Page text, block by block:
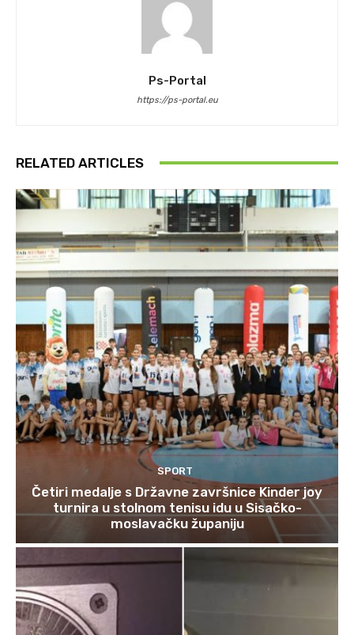
Ps-Portal
https://ps-portal.eu
RELATED ARTICLES
SPORT
Četiri medalje s Državne završnice Kinder joy
turnira u stolnom tenisu idu u Sisačko-
moslavačku županiju